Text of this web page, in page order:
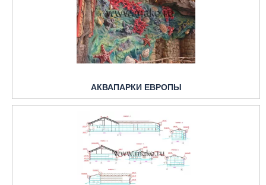
АКВАПАРКИ ЕВРОПЫ